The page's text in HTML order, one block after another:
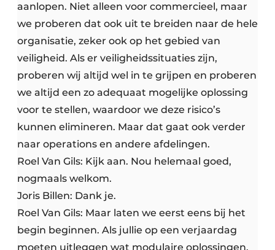
aanlopen. Niet alleen voor commercieel, maar
we proberen dat ook uit te breiden naar de hele
organisatie, zeker ook op het gebied van
veiligheid. Als er veiligheidssituaties zijn,
proberen wij altijd wel in te grijpen en proberen
we altijd een zo adequaat mogelijke oplossing
voor te stellen, waardoor we deze risico’s
kunnen elimineren. Maar dat gaat ook verder
naar operations en andere afdelingen.
Roel Van Gils: Kijk aan. Nou helemaal goed,
nogmaals welkom.
Joris Billen: Dank je.
Roel Van Gils: Maar laten we eerst eens bij het
begin beginnen. Als jullie op een verjaardag
moeten uitleggen wat modulaire oplossingen,